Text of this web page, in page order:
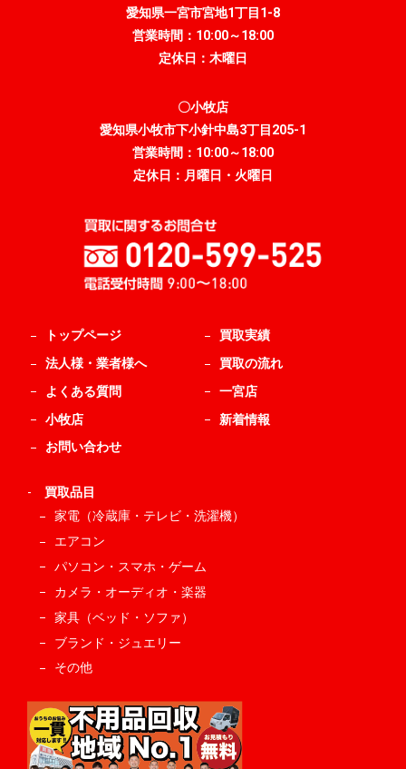
愛知県一宮市宮地1丁目1-8
営業時間：10:00～18:00
定休日：木曜日
〇小牧店
愛知県小牧市下小針中島3丁目205-1
営業時間：10:00～18:00
定休日：月曜日・火曜日
トップページ
買取実績
法人様・業者様へ
買取の流れ
よくある質問
一宮店
小牧店
新着情報
お問い合わせ
- 買取品目
家電（冷蔵庫・テレビ・洗濯機）
エアコン
パソコン・スマホ・ゲーム
カメラ・オーディオ・楽器
家具（ベッド・ソファ）
ブランド・ジュエリー
その他